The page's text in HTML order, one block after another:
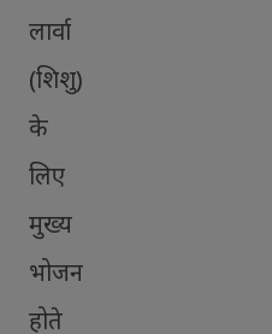
लार्वा
(शिशु)
के
लिए
मुख्य
भोजन
होते